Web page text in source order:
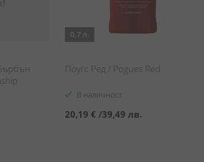
0.7 л.
Поугс Ред / Pogues Red
В наличност
20,19 € /39,49 лв.